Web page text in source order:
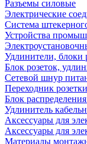
Разъемы силовые
Электрические
Система
Устройства
Удлинители, блоки
Блок розеток,
Сетевой шнур
Переходник
Блок
Удлинитель
Аксессуары для
Аксессуары для
Материалы